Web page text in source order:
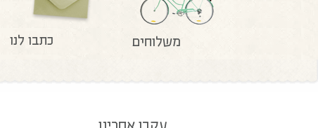
משלוחים כתבו לנו